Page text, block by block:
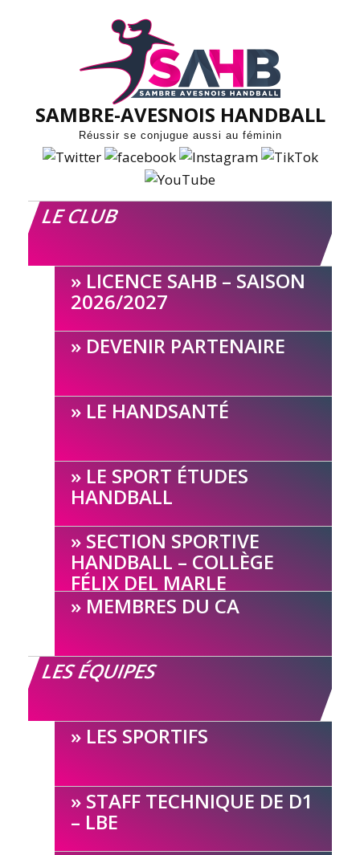
SAMBRE-AVESNOIS HANDBALL
Réussir se conjugue aussi au féminin
LE CLUB
LICENCE SAHB – SAISON
2026/2027
DEVENIR PARTENAIRE
LE HANDSANTÉ
LE SPORT ÉTUDES
HANDBALL
SECTION SPORTIVE
HANDBALL – COLLÈGE
FÉLIX DEL MARLE
MEMBRES DU CA
LES ÉQUIPES
LES SPORTIFS
STAFF TECHNIQUE DE D1
– LBE